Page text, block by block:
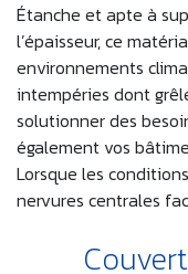
Étanche et apte à
l’épaisseur, ce
environnements
intempéries dont
solutionner des
également vos
Lorsque les
nervures centrales